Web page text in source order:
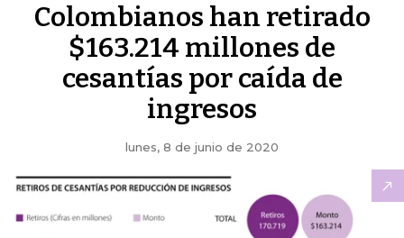
Colombianos han retirado
$163.214 millones de
cesantías por caída de
ingresos
lunes, 8 de junio de 2020